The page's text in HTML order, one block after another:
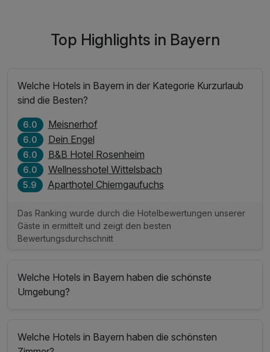
Top Highlights in Bayern
Welche Hotels in Bayern in der Kategorie Kurzurlaub
sind die Besten?
6.0 Meisnerhof
6.0 Dein Engel
6.0 B&B Hotel Rosenheim
6.0 Wellnesshotel Wittelsbach
5.9 Aparthotel Chiemgaufuchs
Das Ranking wurde durch die Hotelbewertungen unserer
Gäste in ermittelt und zeigt den besten
Bewertungsdurchschnitt
Welche Hotels in Bayern haben die schönste
Umgebung?
Welche Hotels in Bayern haben die schönsten